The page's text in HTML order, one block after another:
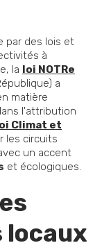
par des lois et
à
la loi NOTRe
a
matière
l'attribution
Climat et
les circuits
un accent
et écologiques.
locaux